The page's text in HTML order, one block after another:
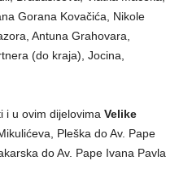
Gorana Kovačića, Nikole
Antuna Grahovara,
(do kraja), Jocina,
i u ovim dijelovima Velike
Pleška do Av. Pape
do Av. Pape Ivana Pavla